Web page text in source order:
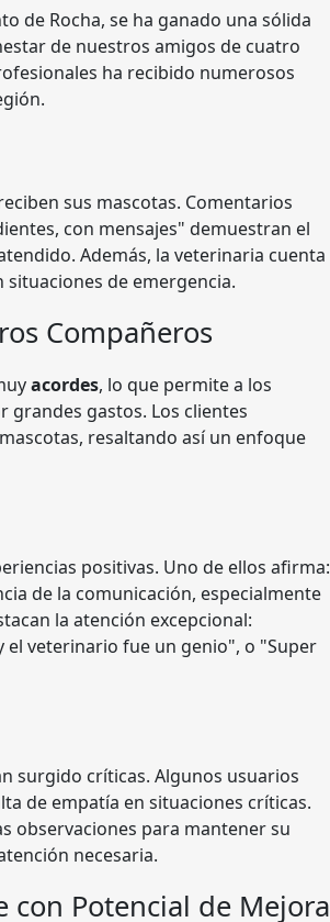
de Rocha, se ha ganado una sólida
de nuestros amigos de cuatro
ha recibido numerosos
sus mascotas. Comentarios
con mensajes" demuestran el
Además, la veterinaria cuenta
de emergencia.
Compañeros
acordes, lo que permite a los
grandes gastos. Los clientes
resaltando así un enfoque
positivas. Uno de ellos afirma:
de la comunicación, especialmente
la atención excepcional:
el veterinario fue un genio", o "Super
surgido críticas. Algunos usuarios
de empatía en situaciones críticas.
observaciones para mantener su
necesaria.
con Potencial de Mejora